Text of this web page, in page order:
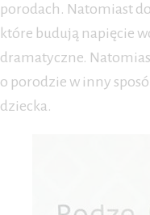
porodach. Natomiast
które budują napięcie
dramatyczne.
o porodzie w inny
dziecka.